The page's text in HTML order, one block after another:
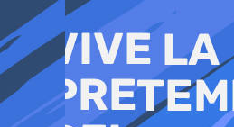
al
contenido